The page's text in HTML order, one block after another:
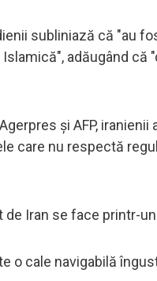
subliniază că "au
adăugând că
și AFP,
care nu respectă
de Iran se face printr-
o cale navigabilă